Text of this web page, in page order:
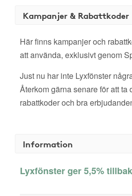
Kampanjer & Rabattkoder
Här finns kampanjer och
att använda, exklusivt genom
Just nu har inte Lyxfönster
Återkom gärna senare för att ta
rabattkoder och bra
Information
Lyxfönster ger 5,5%